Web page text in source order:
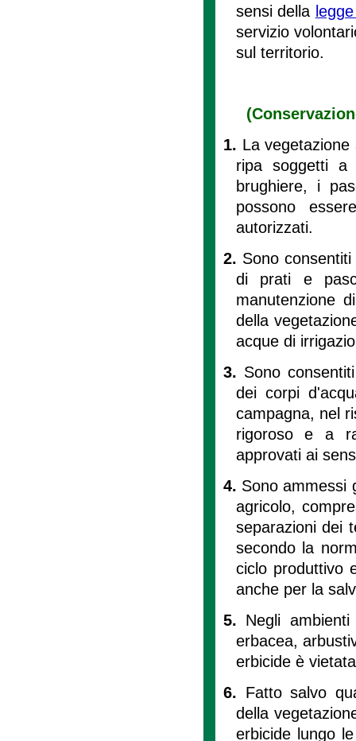
sensi della
servizio
sul territorio.
1. La
ripa soggetti a
brughiere, i
possono
autorizzati.
2. Sono
di prati e
manutenzione
della
acque di
3. Sono
dei corpi
campagna, nel
rigoroso e a
approvati ai
4. Sono ammessi
agricolo,
separazioni dei
secondo la
ciclo produttivo
anche per la
5. Negli
erbacea,
erbicide è
6. Fatto salvo
della
erbicide lungo